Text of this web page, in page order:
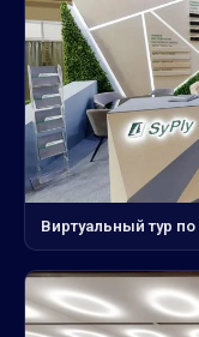
Виртуальный тур по